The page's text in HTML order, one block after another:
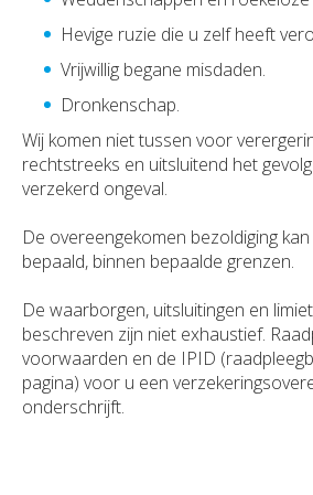
Hevige ruzie die u zelf heeft
Vrijwillig begane misdaden.
Dronkenschap.
Wij komen niet tussen voor
rechtstreeks en uitsluitend het
verzekerd ongeval.
De overeengekomen bezoldiging
bepaald, binnen bepaalde grenzen.
De waarborgen, uitsluitingen en
beschreven zijn niet exhaustief.
voorwaarden en de IPID
pagina) voor u een
onderschrijft.